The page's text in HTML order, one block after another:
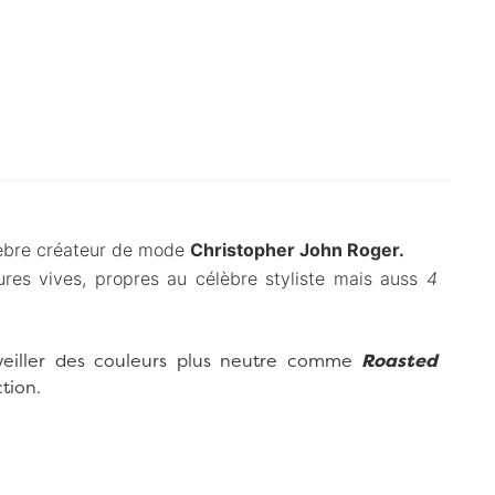
créateur de mode Christopher John Roger.
vives, propres au célèbre styliste mais auss4
des couleurs plus neutre comme Roasted